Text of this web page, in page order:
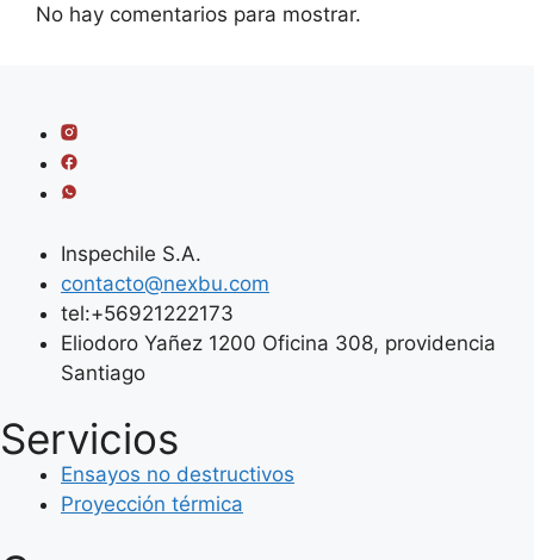
No hay comentarios para mostrar.
Inspechile S.A.
contacto@nexbu.com
tel:+56921222173
Eliodoro Yañez 1200 Oficina 308, providencia
Santiago
Servicios
Ensayos no destructivos
Proyección térmica